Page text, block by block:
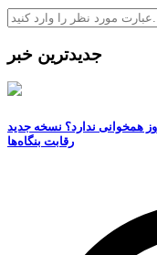
جدیدترین خبر
همخوانی ندارد؟ نسخه جدید
رقابت‌ بنگاه‌ها